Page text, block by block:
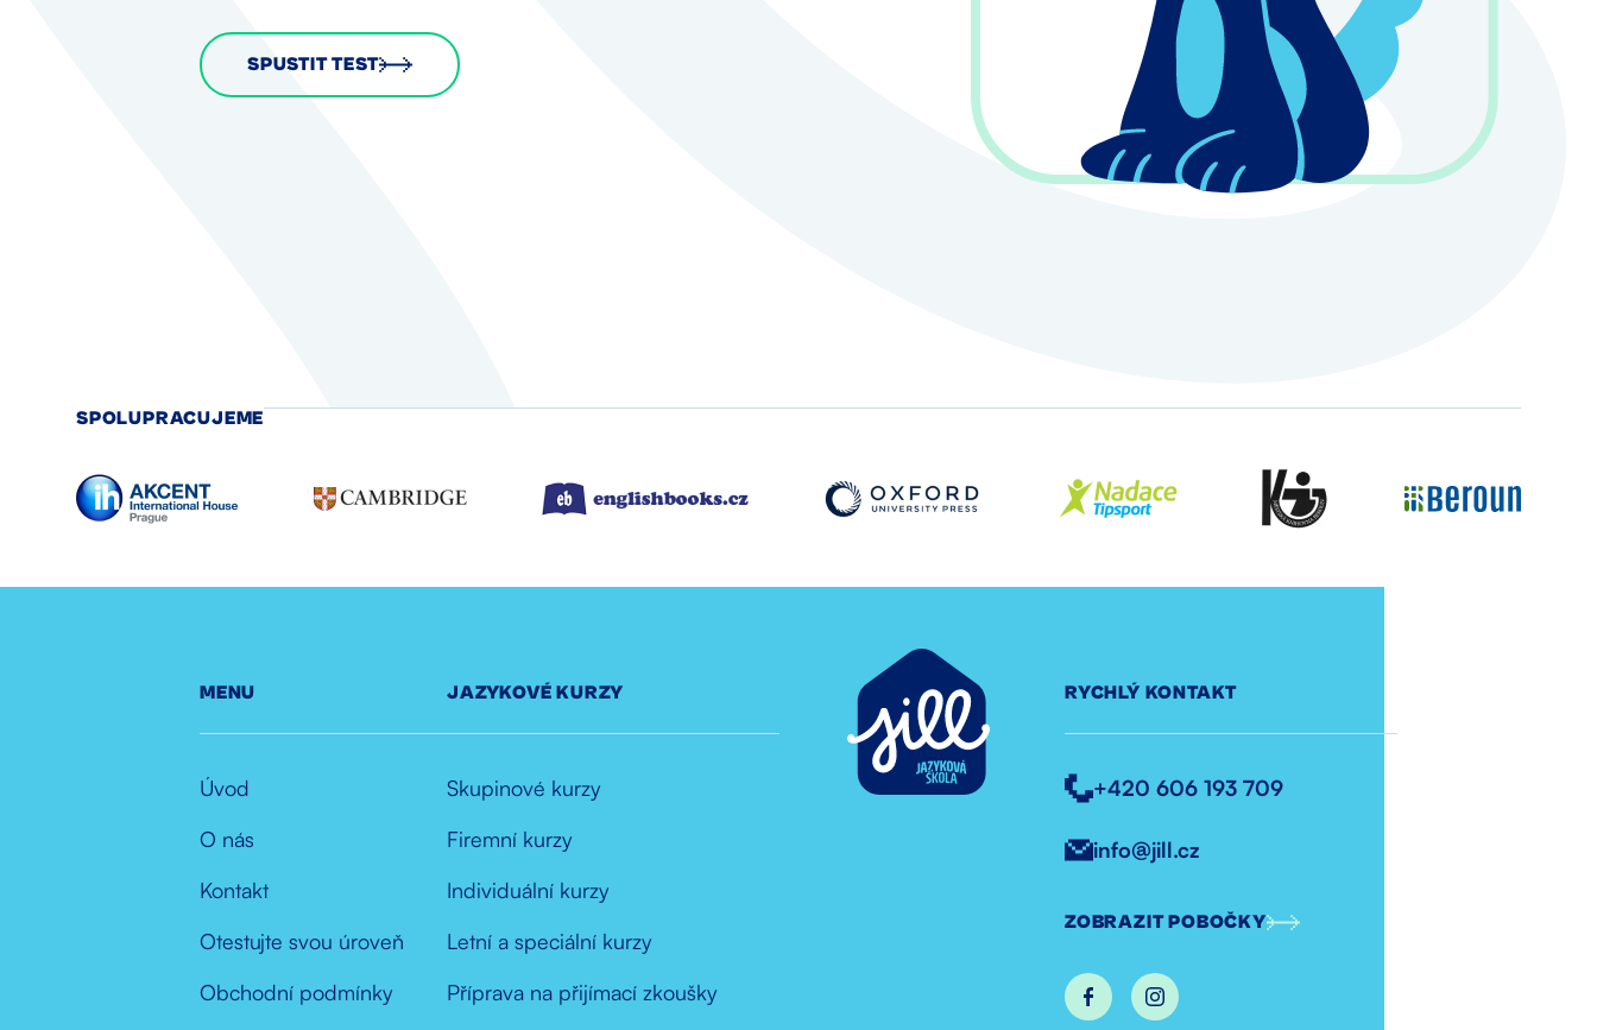
SPUSTIT TEST
SPOLUPRACUJEME
MENU
Úvod
O nás
Kontakt
Otestujte svou úroveň
Obchodní podmínky
JAZYKOVÉ KURZY
Skupinové kurzy
Firemní kurzy
Individuální kurzy
Letní a speciální kurzy
Příprava na přijímací zkoušky
RYCHLÝ KONTAKT
+420 606 193 709
info@jill.cz
ZOBRAZIT POBOČKY